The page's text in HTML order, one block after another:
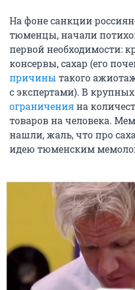
На фоне санкции
тюменцы, начали
первой необходимости:
консервы, сахар (его
причины такого
с экспертами). В
ограниченияна
товаров на человека.
нашли, жаль, что про
идею тюменским